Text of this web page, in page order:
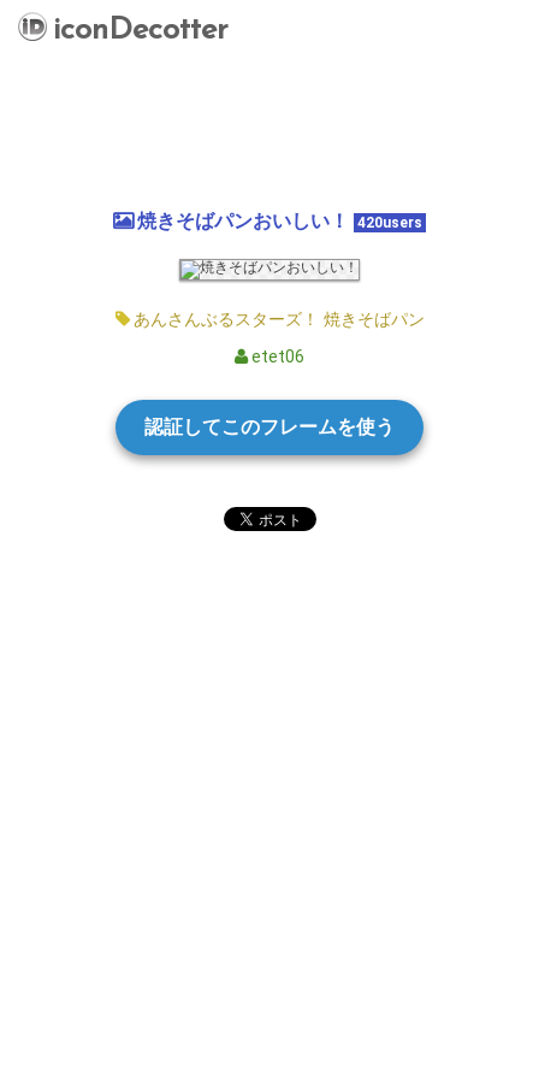
iconDecotter
焼きそばパンおいしい！ 420users
あんさんぶるスターズ！ 焼きそばパン
etet06
認証してこのフレームを使う